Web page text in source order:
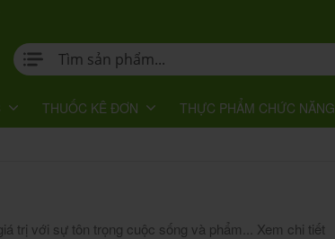
THUỐC KÊ ĐƠN THỰC PHẨM CHỨC NĂNG
trị với sự tôn trọng cuộc sống và phẩm... Xem chi tiết